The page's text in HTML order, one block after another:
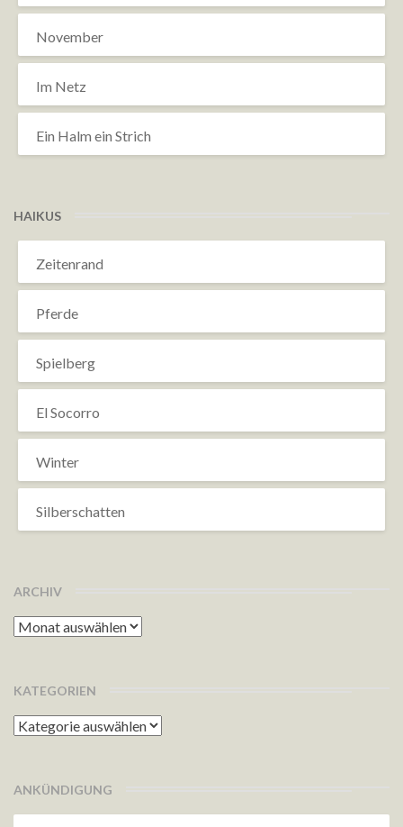
November
Im Netz
Ein Halm ein Strich
HAIKUS
Zeitenrand
Pferde
Spielberg
El Socorro
Winter
Silberschatten
ARCHIV
Archiv
KATEGORIEN
Kategorien
ANKÜNDIGUNG